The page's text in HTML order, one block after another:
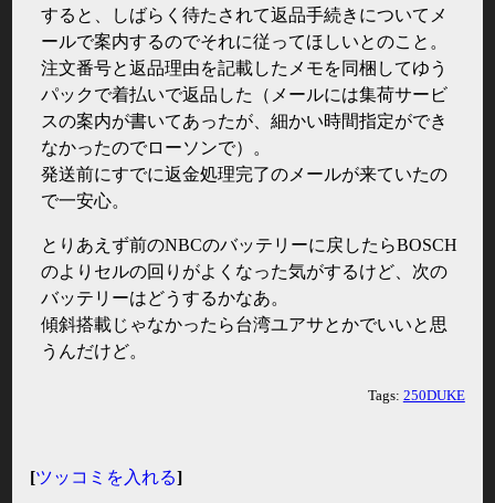
すると、しばらく待たされて返品手続きについてメ
ールで案内するのでそれに従ってほしいとのこと。
注文番号と返品理由を記載したメモを同梱してゆう
パックで着払いで返品した（メールには集荷サービ
スの案内が書いてあったが、細かい時間指定ができ
なかったのでローソンで）。
発送前にすでに返金処理完了のメールが来ていたの
で一安心。
とりあえず前のNBCのバッテリーに戻したらBOSCH
のよりセルの回りがよくなった気がするけど、次の
バッテリーはどうするかなあ。
傾斜搭載じゃなかったら台湾ユアサとかでいいと思
うんだけど。
Tags: 250DUKE
[ツッコミを入れる]